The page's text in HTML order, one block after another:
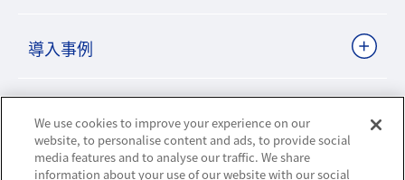
導入事例
ビジネスパートナーサイト
We use cookies to improve your experience on our
website, to personalise content and ads, to provide social
media features and to analyse our traffic. We share
information about your use of our website with our social